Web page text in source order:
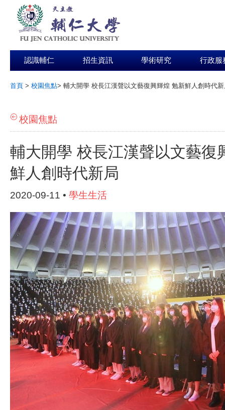
認識輔仁 招生資訊 學術研究 行政服
首頁 > 校園焦點> 輔大開學 校長江漢聲以文藝復興輝煌 勉新鮮人創時代
校園焦點
輔大開學 校長江漢聲以文藝復
鮮人創時代新局
2020-09-11 • 學生生活